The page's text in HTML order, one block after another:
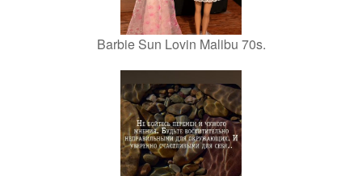
Barbie Sun Lovin Malibu 70s.